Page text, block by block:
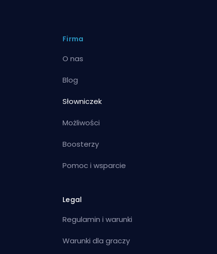
Firma
O nas
Blog
Słowniczek
Możliwości
Boosterzy
Pomoc i wsparcie
Legal
Regulamin i warunki
Warunki dla graczy